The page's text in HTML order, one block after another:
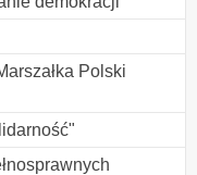
Polski